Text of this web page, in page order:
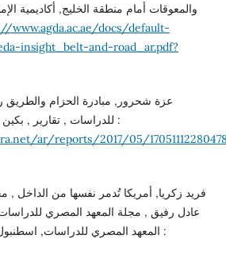
www.agda.ac.ae/docs/default-
insight_belt-and-road_ar.pdf?
عزة شحرور, مبادرة الحزام والطريق
للدراسات , تقارير , بكين , 2017 . متاح على الموقع :
ar/reports/2017/05/
فريد زكريا, أمريكا تُدمر نفسها من الداخل ,
عادل رفيق , مجلة المعهد المصري للدراسات
المعهد المصري للدراسات, اسطنبول , 2019. متاح على الموع :